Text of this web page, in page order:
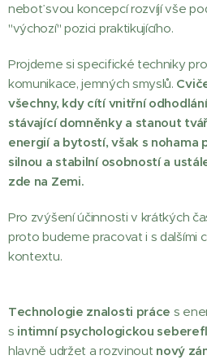
neboť svou koncepcí rozvíjí vše
"výchozí" pozici praktikujícího.
Projdeme si specifické techniky
komunikace, jemných smyslů.
všechny, kdy cítí vnitřní
stávající domněnky a stanout
energií a bytostí, však s nohama
silnou a stabilní osobností a
zde na Zemi.
Pro zvýšení účinnosti v krátkých
proto budeme pracovat i s dalšími
kontextu.
Technologie znalosti práce s
s intimní psychologickou
hlavně udržet a rozvinout nový